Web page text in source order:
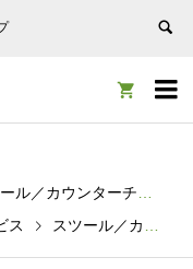


ル／カウンターチェア
ス
スツール／カウンターチェア